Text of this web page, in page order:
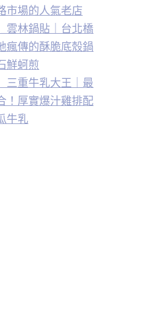
市場的人氣老店
雲林鍋貼｜台北橋
瘋傳的酥脆底殼鍋
鮮蚵煎
三重牛乳大王｜最
！厚實爆汁雞排配
牛乳